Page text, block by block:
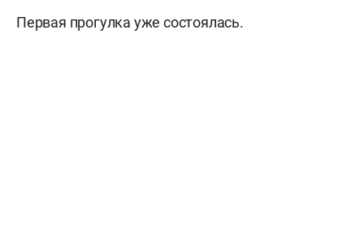
Первая прогулка уже состоялась.